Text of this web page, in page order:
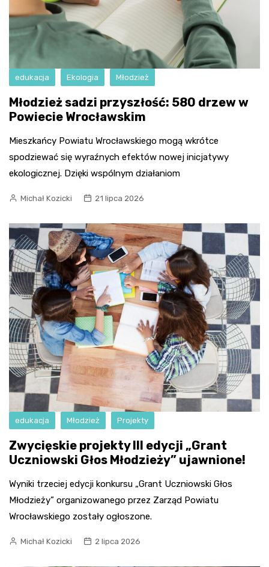
edukacja Ekologia Młodzież
Młodzież sadzi przyszłość: 580 drzew w
Powiecie Wrocławskim
Mieszkańcy Powiatu Wrocławskiego mogą wkrótce
spodziewać się wyraźnych efektów nowej inicjatywy
ekologicznej. Dzięki wspólnym działaniom
Michał Kozicki 21 lipca 2026
edukacja Młodzież Projekty
Zwycięskie projekty III edycji „Grant
Uczniowski Głos Młodzieży” ujawnione!
Wyniki trzeciej edycji konkursu „Grant Uczniowski Głos
Młodzieży” organizowanego przez Zarząd Powiatu
Wrocławskiego zostały ogłoszone.
Michał Kozicki 2 lipca 2026